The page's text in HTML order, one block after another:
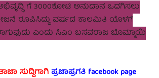
ಗೆ 3000ಕೋಟಿ ಅನುದಾನ ಒದಗಿಸಲು
ರೂಪಿಸಿದ್ದು ವರ್ಷದ ಕಾಲಮಿತಿ ಯೊಳಗೆ
ಎಂದು ಸಿಎಂ ಬಸವರಾಜ ಬೊಮ್ಮಾಯಿ
ಸುದ್ದಿಗಾಗಿಪ್ರಜಾಪ್ರಗತಿ facebook page